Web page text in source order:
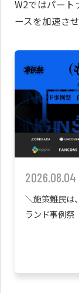
W2ではパート
ースを加速さ
2026.08.04
＼施策難民は
ランド事例祭